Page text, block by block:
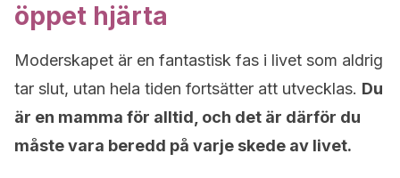
öppet hjärta
Moderskapet är en fantastisk fas i livet som aldrig
tar slut, utan hela tiden fortsätter att utvecklas. Du
är en mamma för alltid, och det är därför du
måste vara beredd på varje skede av livet.